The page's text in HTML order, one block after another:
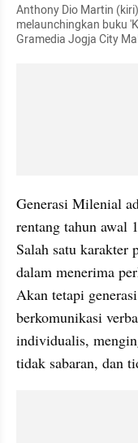
Anthony Dio Martin
melaunchingkan buku
Gramedia Jogja City
Generasi Milenial
rentang tahun awal
Salah satu karakter
dalam menerima
Akan tetapi
berkomunikasi
individualis,
tidak sabaran, dan